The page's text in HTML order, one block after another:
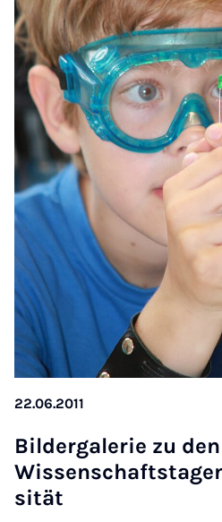
22.06.2011
Bil­der­ga­le­rie zu
si­tät